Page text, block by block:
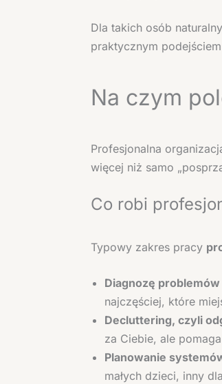
Dla takich osób
praktycznym
Na czym
Profesjonalna
więcej niż samo
Co robi
Typowy zakres pracy
Diagnozę problemów
najczęściej, które
Decluttering, czyli
za Ciebie, ale
Planowanie
małych dzieci, inny